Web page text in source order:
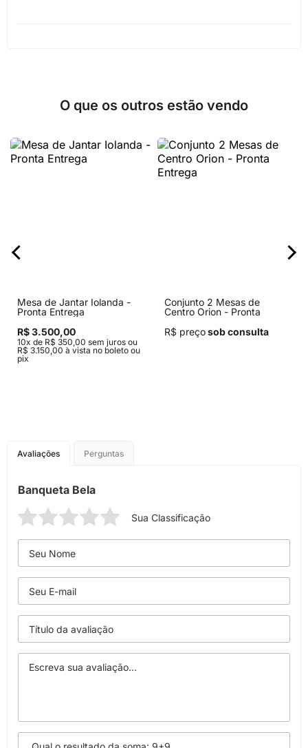
O que os outros estão vendo
Mesa de Jantar Iolanda -
Pronta Entrega
R$ 3.500,00
10x de R$ 350,00 sem juros ou
R$ 3.150,00 à vista no boleto ou
pix
Conjunto 2 Mesas de
Centro Orion - Pronta
R$ preçosob consulta
Avaliações Perguntas
Banqueta Bela
Sua Classificação